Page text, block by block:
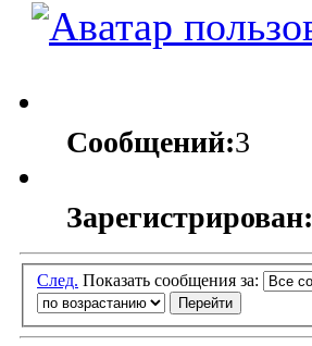
Сообщений:3
Зарегистрирован:
След. Показать сообщения за: